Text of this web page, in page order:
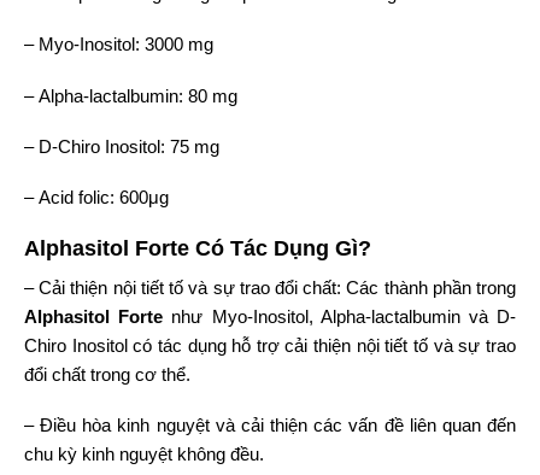
– Myo-Inositol: 3000 mg
– Alpha-lactalbumin: 80 mg
– D-Chiro Inositol: 75 mg
– Acid folic: 600μg
Alphasitol Forte Có Tác Dụng Gì?
– Cải thiện nội tiết tố và sự trao đổi chất: Các thành phần trong
Alphasitol Forte như Myo-Inositol, Alpha-lactalbumin và D-
Chiro Inositol có tác dụng hỗ trợ cải thiện nội tiết tố và sự trao
đổi chất trong cơ thể.
– Điều hòa kinh nguyệt và cải thiện các vấn đề liên quan đến
chu kỳ kinh nguyệt không đều.